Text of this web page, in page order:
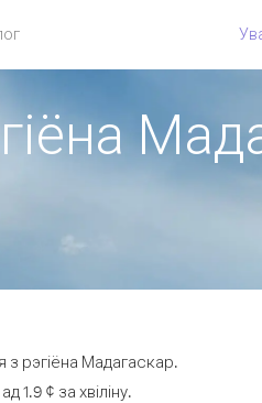
з рэгіёна Мадагаскар.
1.9 ¢ за хвіліну.